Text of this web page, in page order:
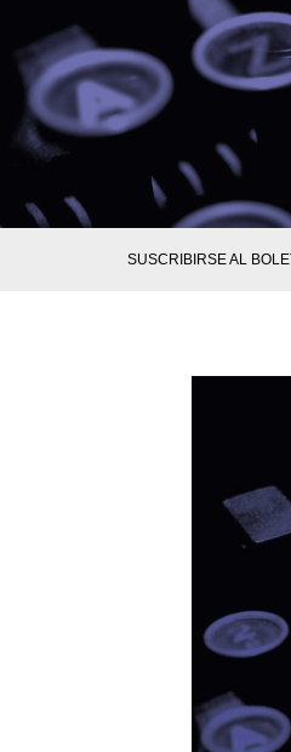
SUSCRIBIRSE AL